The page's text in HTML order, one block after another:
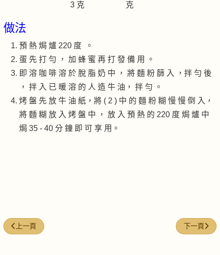
3 克
克
做法
預 熱 焗 爐 220 度 。
蛋 先 打 勻 ， 加 蜂 蜜 再 打 發 備 用 。
即 溶 咖 啡 溶 於 脫 脂 奶 中 ， 將 麵 粉 篩 入 ，拌 勻 後
， 拌 入 已 暖 溶 的 人 造 牛 油， 拌 勻 。
烤 盤 先 放 牛 油 紙，將 ( 2 ) 中 的 麵 粉 糊 慢 慢 倒 入，
將 麵 糊 放 入 烤 盤 中 ， 放 入 預 熱 的 220 度 焗 爐 中
焗 35 - 40 分 鐘 即 可 享 用。
上一篇文章: 蘋果菠蘿冰砂
上一頁 下一篇文章
下一頁